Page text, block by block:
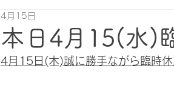
本日4月15(水)
4月15日
4月15日(木)誠に勝手ながら臨時休